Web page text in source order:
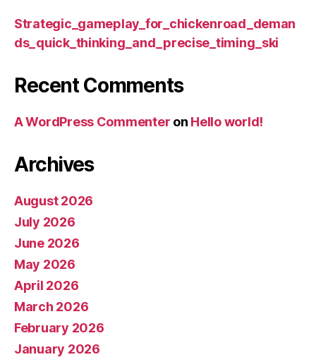
Strategic_gameplay_for_chickenroad_deman
ds_quick_thinking_and_precise_timing_ski
Recent Comments
A WordPress Commenter on Hello world!
Archives
August 2026
July 2026
June 2026
May 2026
April 2026
March 2026
February 2026
January 2026